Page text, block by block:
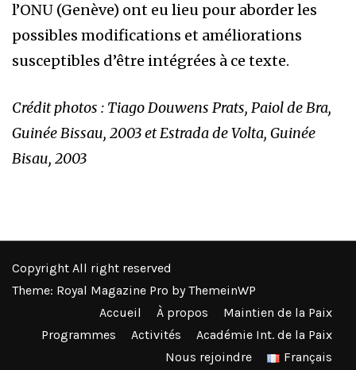
l’ONU (Genève) ont eu lieu pour aborder les
possibles modifications et améliorations
susceptibles d’être intégrées à ce texte.
Crédit photos : Tiago Douwens Prats, Paiol de Bra,
Guinée Bissau, 2003 et Estrada de Volta, Guinée
Bisau, 2003
Copyright All right reserved
Theme: Royal Magazine Pro byThemeinWP
Accueil
À propos
Maintien de la Paix
Programmes
Activités
Académie Int. de la Paix
Nous rejoindre
Français